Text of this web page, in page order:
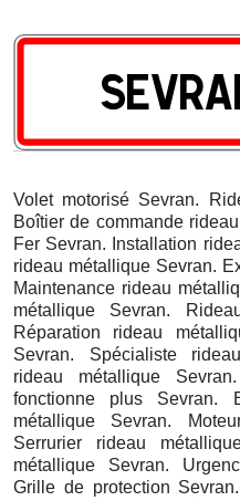
Volet motorisé Sevran.
Boîtier de commande
Fer Sevran. Installation
rideau métallique Sevran.
Maintenance rideau
métallique Sevran.
Réparation rideau
Sevran. Spécialiste
rideau métallique
fonctionne plus Sevran.
métallique Sevran.
Serrurier rideau
métallique Sevran.
Grille de protection